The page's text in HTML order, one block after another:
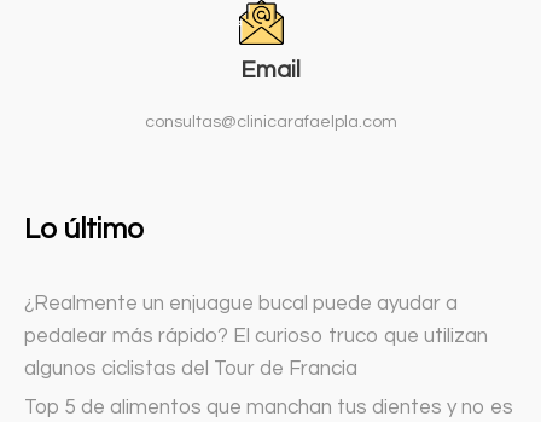
Email
consultas@clinicarafaelpla.com
Lo último
¿Realmente un enjuague bucal puede ayudar a
pedalear más rápido? El curioso truco que utilizan
algunos ciclistas del Tour de Francia
Top 5 de alimentos que manchan tus dientes y no es